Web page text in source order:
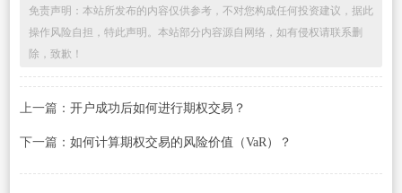
免责声明：本站所发布的内容仅供参考，不对您构成任何投资建议，据此
操作风险自担，特此声明。本站部分内容源自网络，如有侵权请联系删
除，致歉！
上一篇： 开户成功后如何进行期权交易？
下一篇： 如何计算期权交易的风险价值（VaR）？